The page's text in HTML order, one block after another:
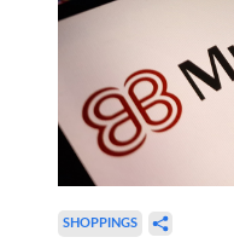
SHOPPINGS